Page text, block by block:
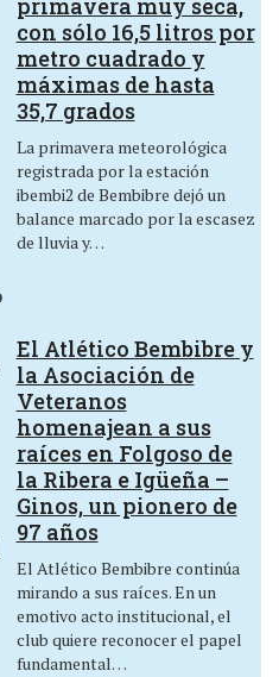
primavera muy seca,
con sólo 16,5 litros por
metro cuadrado y
máximas de hasta
35,7 grados
La primavera meteorológica
registrada por la estación
ibembi2 de Bembibre dejó un
balance marcado por la escasez
de lluvia y…
El Atlético Bembibre y
la Asociación de
Veteranos
homenajean a sus
raíces en Folgoso de
la Ribera e Igüeña –
Ginos, un pionero de
97 años
El Atlético Bembibre continúa
mirando a sus raíces. En un
emotivo acto institucional, el
club quiere reconocer el papel
fundamental…